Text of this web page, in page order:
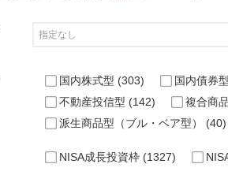
国内株式型 (303)
国内債券
不動産投信型 (142)
複合商
派生商品型（ブル・ベア型）
(40)
NISA成長投資枠 (1327)